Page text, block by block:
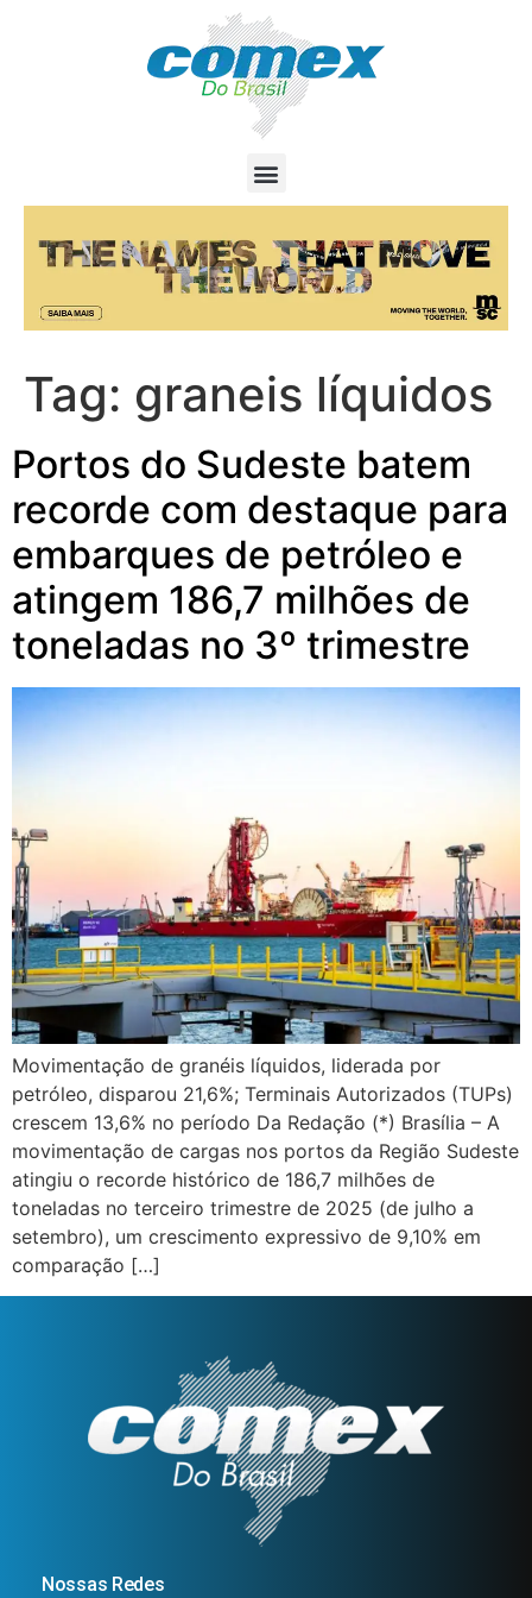
Tag: graneis líquidos
Portos do Sudeste batem
recorde com destaque para
embarques de petróleo e
atingem 186,7 milhões de
toneladas no 3º trimestre
Movimentação de granéis líquidos, liderada por
petróleo, disparou 21,6%; Terminais Autorizados (TUPs)
crescem 13,6% no período Da Redação (*) Brasília – A
movimentação de cargas nos portos da Região Sudeste
atingiu o recorde histórico de 186,7 milhões de
toneladas no terceiro trimestre de 2025 (de julho a
setembro), um crescimento expressivo de 9,10% em
comparação […]
Nossas Redes